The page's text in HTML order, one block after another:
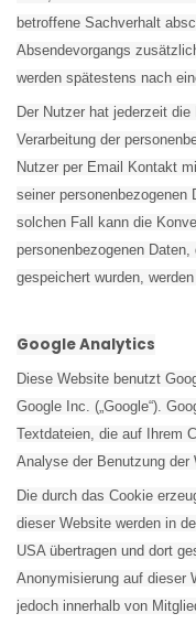
betroffene Sachverhalt
Absendevorgangs
werden spätestens nach
Der Nutzer hat jederzeit
Verarbeitung der
Nutzer per Email Kontakt
seiner personenbezogenen
solchen Fall kann die
personenbezogenen
gespeichert wurden,
Google Analytics
Diese Website benutzt
Google Inc. („Google“).
Textdateien, die auf Ihrem
Analyse der Benutzung der
Die durch das Cookie
dieser Website werden in
USA übertragen und dort
Anonymisierung auf dieser
jedoch innerhalb von